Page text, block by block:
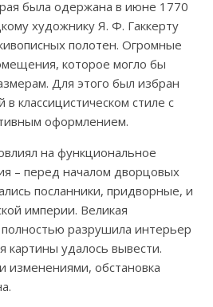
была одержана в июне 1770
художнику Я. Ф. Гаккерту
полотен. Огромные
которое могло бы
Для этого был избран
классицистическом стиле с
оформлением.
на функциональное
– перед началом дворцовых
посланники, придворные, и
империи. Великая
разрушила интерьер
картины удалось вывести.
изменениями, обстановка